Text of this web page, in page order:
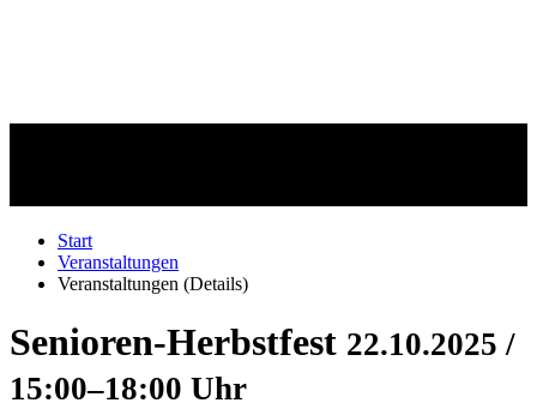
Start
Veranstaltungen
Veranstaltungen (Details)
Senioren-Herbstfest 22.10.2025 /
15:00–18:00 Uhr